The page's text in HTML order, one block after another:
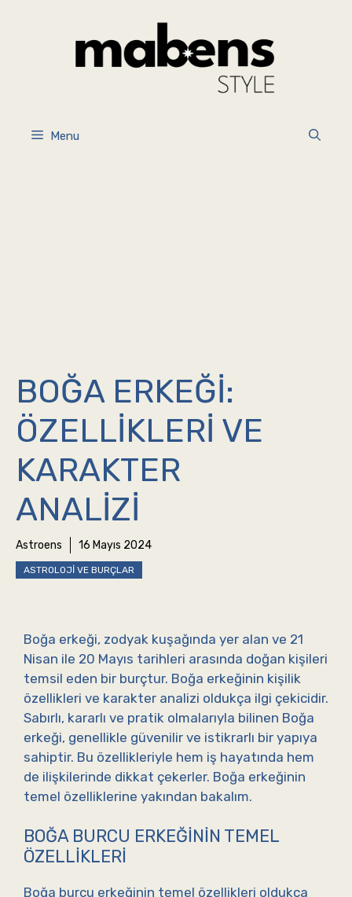
Menu
BOĞA ERKEĞI:
ÖZELLIKLERI VE
KARAKTER
ANALIZI
Astroens 16 Mayıs 2024
ASTROLOJI VE BURÇLAR
Boğa erkeği, zodyak kuşağında yer alan ve 21
Nisan ile 20 Mayıs tarihleri arasında doğan kişileri
temsil eden bir burçtur. Boğa erkeğinin kişilik
özellikleri ve karakter analizi oldukça ilgi çekicidir.
Sabırlı, kararlı ve pratik olmalarıyla bilinen Boğa
erkeği, genellikle güvenilir ve istikrarlı bir yapıya
sahiptir. Bu özellikleriyle hem iş hayatında hem
de ilişkilerinde dikkat çekerler. Boğa erkeğinin
temel özelliklerine yakından bakalım.
BOĞA BURCU ERKEĞININ TEMEL
ÖZELLIKLERI
Boğa burcu erkeğinin temel özellikleri oldukça